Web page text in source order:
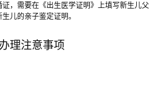
，需要在《出生医学证明》上填写新生儿父
儿的亲子鉴定证明。
理注意事项